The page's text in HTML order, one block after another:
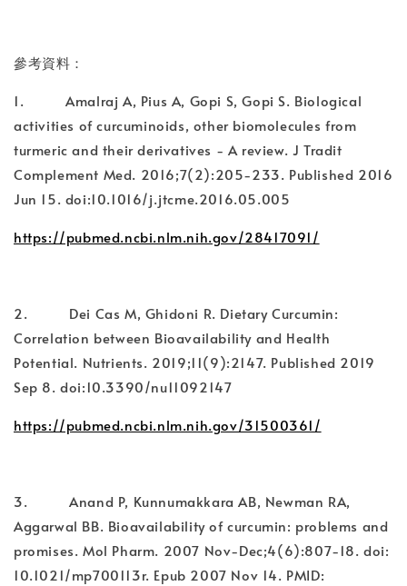
參考資料：
1. Amalraj A, Pius A, Gopi S, Gopi S. Biological
activities of curcuminoids, other biomolecules from
turmeric and their derivatives - A review. J Tradit
Complement Med. 2016;7(2):205-233. Published 2016
Jun 15. doi:10.1016/j.jtcme.2016.05.005
https://pubmed.ncbi.nlm.nih.gov/28417091/
2. Dei Cas M, Ghidoni R. Dietary Curcumin:
Correlation between Bioavailability and Health
Potential. Nutrients. 2019;11(9):2147. Published 2019
Sep 8. doi:10.3390/nu11092147
https://pubmed.ncbi.nlm.nih.gov/31500361/
3. Anand P, Kunnumakkara AB, Newman RA,
Aggarwal BB. Bioavailability of curcumin: problems and
promises. Mol Pharm. 2007 Nov-Dec;4(6):807-18. doi:
10.1021/mp700113r. Epub 2007 Nov 14. PMID: